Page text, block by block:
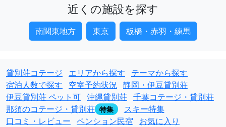
近くの施設を探す
南関東地方 東京 板橋・赤羽・練馬
貸別荘コテージ エリアから探す
テーマから探す
宿泊人数で探す
空室予約状況 静岡・伊豆貸別荘
伊豆貸別荘 ペット可 沖縄貸別荘 千葉コテージ・貸別荘
那須のコテージ・貸別荘 特集
スキー特集
口コミ・レビュー ペンション民宿 お気に入り